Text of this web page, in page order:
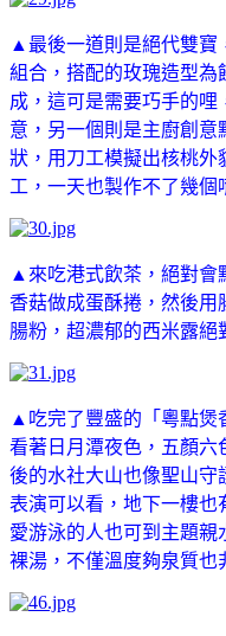
▲最後一道則是絕代雙寶
組合，搭配的玫瑰造型為
成，這可是需要巧手的哩
意，另一個則是主廚創
狀，用刀工模擬出核桃外
工，一天也製作不了幾個
▲來吃港式飲茶，絕對會
香菇做成蛋酥捲，然後用
腸粉，超濃郁的西米露絕
▲吃完了豐盛的 「粵點
看著日月潭夜色，五顏六
後的水社大山也像聖山守
表演可以看，地下一樓也
愛游泳的人也可到主題親
裸湯，不僅溫度夠泉質也